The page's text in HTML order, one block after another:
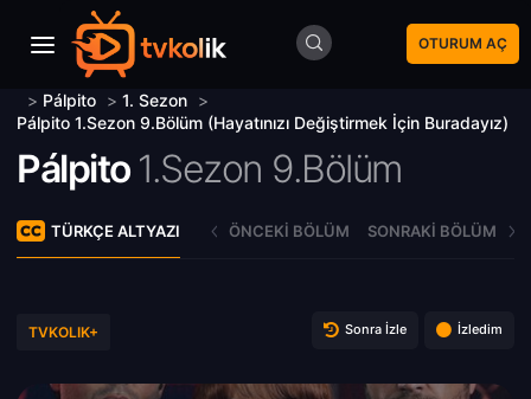
OTURUM AÇ
> Pálpito > 1. Sezon >
Pálpito 1.Sezon 9.Bölüm (Hayatınızı Değiştirmek İçin Buradayız)
Pálpito 1.Sezon 9.Bölüm
TÜRKÇE ALTYAZI ÖNCEKI BÖLÜM SONRAKI BÖLÜM
TVKOLIK+ Sonra İzle İzledim